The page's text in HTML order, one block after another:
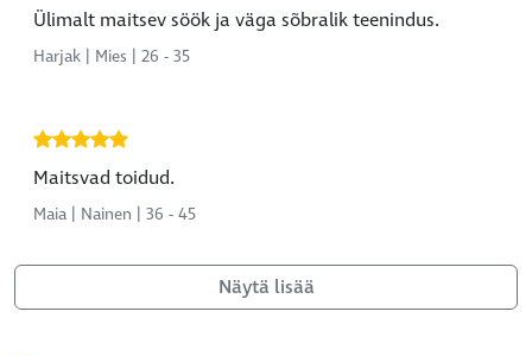
Ülimalt maitsev söök ja väga sõbralik teenindus.
Harjak | Mies | 26 - 35
Maitsvad toidud.
Maia | Nainen | 36 - 45
Näytä lisää